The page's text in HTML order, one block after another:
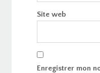
Site web
Enregistrer mon